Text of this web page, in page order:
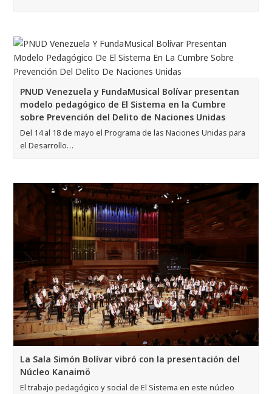
PNUD Venezuela y FundaMusical Bolívar presentan
modelo pedagógico de El Sistema en la Cumbre
sobre Prevención del Delito de Naciones Unidas
Del 14 al 18 de mayo el Programa de las Naciones Unidas para
el Desarrollo…
La Sala Simón Bolívar vibró con la presentación del
Núcleo Kanaimö
El trabajo pedagógico y social de El Sistema en este núcleo